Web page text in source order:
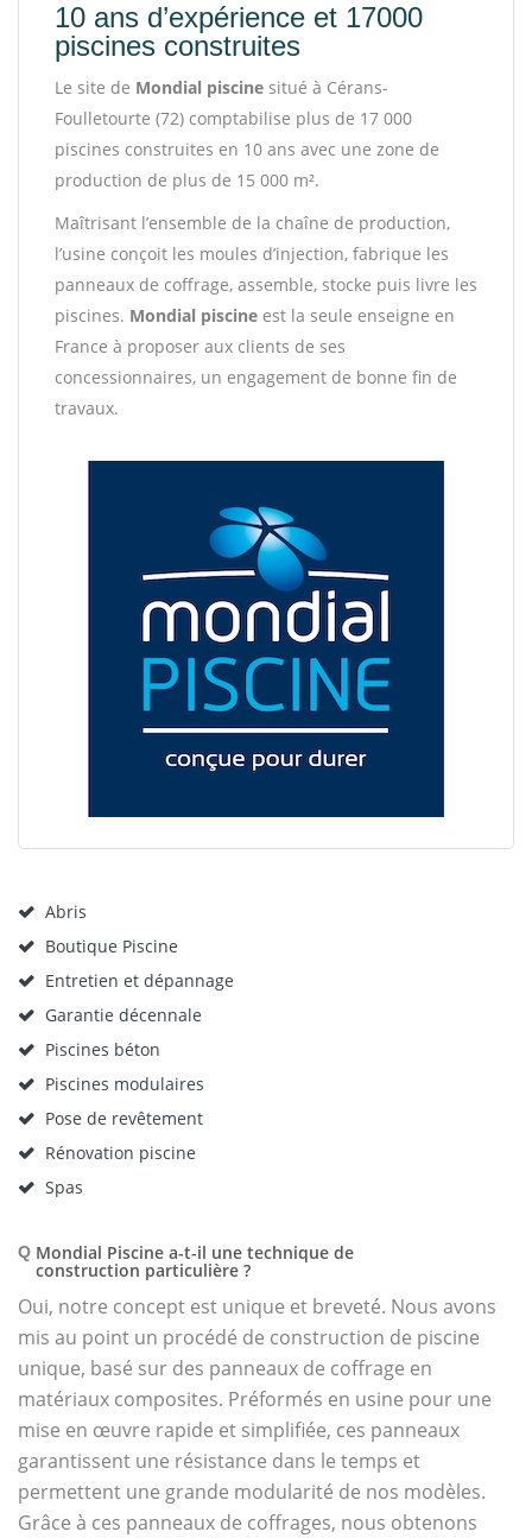
10 ans d’expérience et 17000
piscines construites
Le site de Mondial piscine situé à Cérans-
Foulletourte (72) comptabilise plus de 17 000
piscines construites en 10 ans avec une zone de
production de plus de 15 000 m².
Maîtrisant l’ensemble de la chaîne de production,
l’usine conçoit les moules d’injection, fabrique les
panneaux de coffrage, assemble, stocke puis livre les
piscines. Mondial piscine est la seule enseigne en
France à proposer aux clients de ses
concessionnaires, un engagement de bonne fin de
travaux.
Abris
Boutique Piscine
Entretien et dépannage
Garantie décennale
Piscines béton
Piscines modulaires
Pose de revêtement
Rénovation piscine
Spas
Q Mondial Piscine a-t-il une technique de
construction particulière ?
Oui, notre concept est unique et breveté. Nous avons
mis au point un procédé de construction de piscine
unique, basé sur des panneaux de coffrage en
matériaux composites. Préformés en usine pour une
mise en œuvre rapide et simplifiée, ces panneaux
garantissent une résistance dans le temps et
permettent une grande modularité de nos modèles.
Grâce à ces panneaux de coffrages, nous obtenons